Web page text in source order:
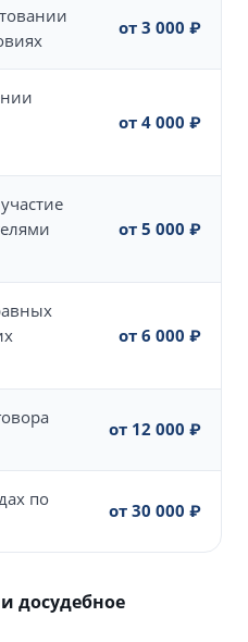
от 3 000 ₽
от 4 000 ₽
от 5 000 ₽
от 6 000 ₽
от 12 000 ₽
по
от 30 000 ₽
досудебное